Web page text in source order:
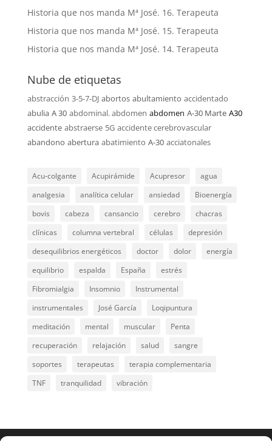
Historia que nos manda Mª José. 16. Terapeuta
Historia que nos manda Mª José. 15. Terapeuta
Historia que nos manda Mª José. 14. Terapeuta
Nube de etiquetas
abstracción 3-5-7-DJ abortos abultamiento accidentado
abulia A 30 abdominal. abdomen abdomen A-30 Marte A30
accidente abstraerse 5G accidente cerebrovascular
abandono abertura abatimiento A-30 acciatonales
Acu-colgante Acupirámide Acupresor
agua
analgesia
analítica celular ansiedad
Bioenergía
bovis
cabeza cansancio cerebro
chacras
clínicas
columna vertebral células
depresión
desequilibrios energéticos
doctor dolor
energía
equilibrio
espalda España
estrés
Fibromialgia
Insomnio
Instrumental
instrumentales
José García
Loqipuntura
meditación
mental muscular
Penta
recuperación
relajación salud
sangre
soportes
terapeutas
terapia complementaria
TNF
tranquilidad vibración